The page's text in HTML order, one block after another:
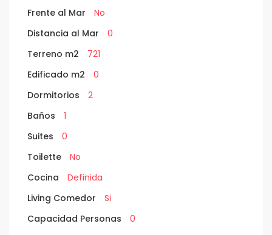
Frente al Mar
No
Distancia al Mar
0
Terreno m2
721
Edificado m2
0
Dormitorios
2
Baños
1
Suites
0
Toilette
No
Cocina
Definida
Living Comedor
Si
Capacidad Personas
0